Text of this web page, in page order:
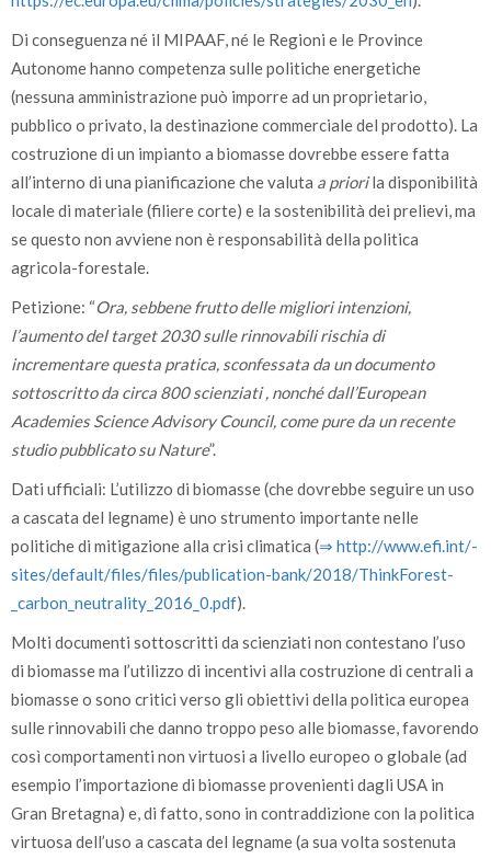
Di conseguenza né il MIPAAF, né le Regioni e le Province
Autonome hanno competenza sulle politiche energetiche
(nessuna amministrazione può imporre ad un proprietario,
pubblico o privato, la destinazione commerciale del prodotto). La
costruzione di un impianto a biomasse dovrebbe essere fatta
all’interno di una pianificazione che valuta a priorila disponibilità
locale di materiale (filiere corte) e la sostenibilità dei prelievi, ma
se questo non avviene non è responsabilità della politica
agricola-forestale.
Petizione: “Ora, sebbene frutto delle migliori intenzioni,
l’aumento del target 2030 sulle rinnovabili rischia di
incrementare questa pratica, sconfessata da un documento
sottoscritto da circa 800 scienziati , nonché dall’European
Academies Science Advisory Council, come pure da un recente
studio pubblicato su Nature”.
Dati ufficiali: L’utilizzo di biomasse (che dovrebbe seguire un uso
a cascata del legname) è uno strumento importante nelle
politiche di mitigazione alla crisi climatica (⇒ http:/­/­www.efi.int/­
sites/­default/­files/­files/­publication-bank/­2018/­ThinkForest­
_carbon­_neutrality­_2016­_0.pdf).
Molti documenti sottoscritti da scienziati non contestano l’uso
di biomasse ma l’utilizzo di incentivi alla costruzione di centrali a
biomasse o sono critici verso gli obiettivi della politica europea
sulle rinnovabili che danno troppo peso alle biomasse, favorendo
così comportamenti non virtuosi a livello europeo o globale (ad
esempio l’importazione di biomasse provenienti dagli USA in
Gran Bretagna) e, di fatto, sono in contraddizione con la politica
virtuosa dell’uso a cascata del legname (a sua volta sostenuta